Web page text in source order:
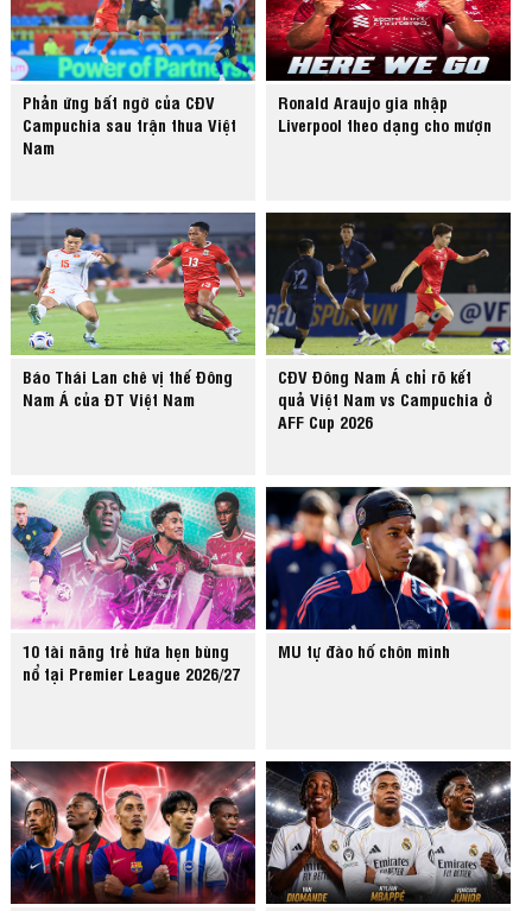
Phản ứng bất ngờ của CĐV
Campuchia sau trận thua Việt
Nam
Ronald Araujo gia nhập
Liverpool theo dạng cho mượn
Báo Thái Lan chê vị thế Đông
Nam Á của ĐT Việt Nam
CĐV Đông Nam Á chỉ rõ kết
quả Việt Nam vs Campuchia ở
AFF Cup 2026
10 tài năng trẻ hứa hẹn bùng
nổ tại Premier League 2026/27
MU tự đào hố chôn mình